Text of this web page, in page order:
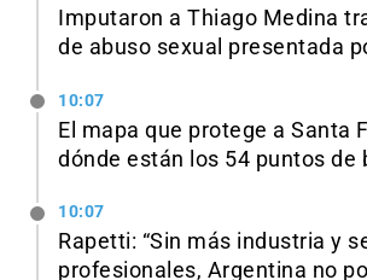
Imputaron a Thiago Medina
de abuso sexual presentada
10:07
El mapa que protege a Santa
dónde están los 54 puntos de
10:07
Rapetti: “Sin más industria y
profesionales, Argentina no